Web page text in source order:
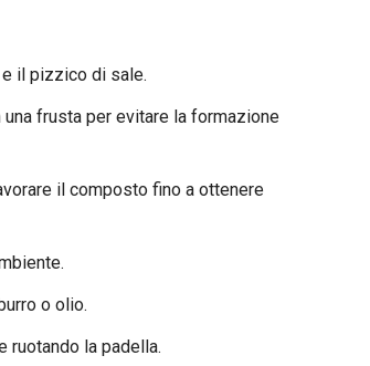
il pizzico di sale.
frusta per evitare la formazione
il composto fino a ottenere
o olio.
ruotando la padella.